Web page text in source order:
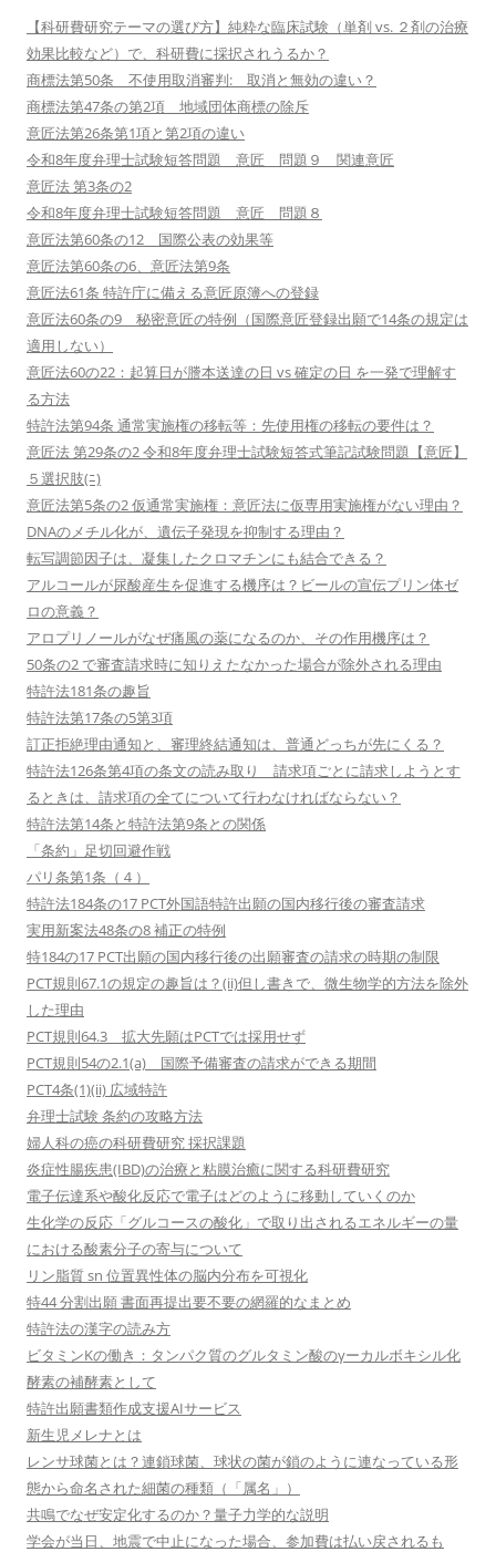
【科研費研究テーマの選び方】純粋な臨床試験（単剤 vs. ２剤の治療
効果比較など）で、科研費に採択されうるか？
商標法第50条 不使用取消審判: 取消と無効の違い？
商標法第47条の第2項 地域団体商標の除斥
意匠法第26条第1項と第2項の違い
令和8年度弁理士試験短答問題 意匠 問題９ 関連意匠
意匠法 第3条の2
令和8年度弁理士試験短答問題 意匠 問題８
意匠法第60条の12 国際公表の効果等
意匠法第60条の6、意匠法第9条
意匠法61条 特許庁に備える意匠原簿への登録
意匠法60条の9 秘密意匠の特例（国際意匠登録出願で14条の規定は
適用しない）
意匠法60の22：起算日が謄本送達の日 vs 確定の日 を一発で理解す
る方法
特許法第94条 通常実施権の移転等：先使用権の移転の要件は？
意匠法 第29条の2 令和8年度弁理士試験短答式筆記試験問題【意匠】
５選択肢(ﾆ)
意匠法第5条の2 仮通常実施権：意匠法に仮専用実施権がない理由？
DNAのメチル化が、遺伝子発現を抑制する理由？
転写調節因子は、凝集したクロマチンにも結合できる？
アルコールが尿酸産生を促進する機序は？ビールの宣伝プリン体ゼ
ロの意義？
アロプリノールがなぜ痛風の薬になるのか、その作用機序は？
50条の2 で審査請求時に知りえたなかった場合が除外される理由
特許法181条の趣旨
特許法第17条の5第3項
訂正拒絶理由通知と、審理終結通知は、普通どっちが先にくる？
特許法126条第4項の条文の読み取り 請求項ごとに請求しようとす
るときは、請求項の全てについて行わなければならない？
特許法第14条と特許法第9条との関係
「条約」足切回避作戦
パリ条第1条（４）
特許法184条の17 PCT外国語特許出願の国内移行後の審査請求
実用新案法48条の8 補正の特例
特184の17 PCT出願の国内移行後の出願審査の請求の時期の制限
PCT規則67.1の規定の趣旨は？(ii)但し書きで、微生物学的方法を除外
した理由
PCT規則64.3 拡大先願はPCTでは採用せず
PCT規則54の2.1(a) 国際予備審査の請求ができる期間
PCT4条(1)(ii) 広域特許
弁理士試験 条約の攻略方法
婦人科の癌の科研費研究 採択課題
炎症性腸疾患(IBD)の治療と粘膜治癒に関する科研費研究
電子伝達系や酸化反応で電子はどのように移動していくのか
生化学の反応「グルコースの酸化」で取り出されるエネルギーの量
における酸素分子の寄与について
リン脂質 sn 位置異性体の脳内分布を可視化
特44 分割出願 書面再提出要不要の網羅的なまとめ
特許法の漢字の読み方
ビタミンKの働き：タンパク質のグルタミン酸のγーカルボキシル化
酵素の補酵素として
特許出願書類作成支援AIサービス
新生児メレナとは
レンサ球菌とは？連鎖球菌、球状の菌が鎖のように連なっている形
態から命名された細菌の種類（「属名」）
共鳴でなぜ安定化するのか？量子力学的な説明
学会が当日、地震で中止になった場合、参加費は払い戻されるも